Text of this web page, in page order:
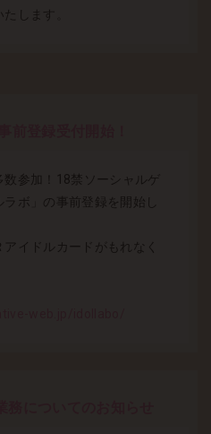
します。
参加！18禁ソーシャルゲ
ボ」の事前登録を開始し
イドルカードがもれなく